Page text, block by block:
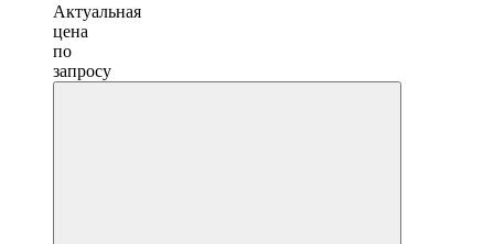
Актуальная
цена
по
запросу